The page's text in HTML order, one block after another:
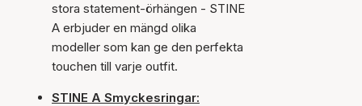
stora statement-örhängen - STINE
A erbjuder en mängd olika
modeller som kan ge den perfekta
touchen till varje outfit.
STINE A Smyckesringar: